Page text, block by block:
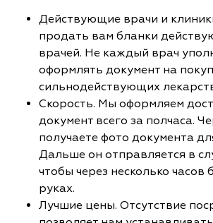
Действующие врачи и
продать вам бланки
врачей. Не каждый врач
оформлять документ на
сильнодействующих
Скорость. Мы оформляем
документ всего за полчаса.
получаете фото документа
Дальше он отправляется в
чтобы через несколько часов
руках.
Лучшие цены. Отсутствие